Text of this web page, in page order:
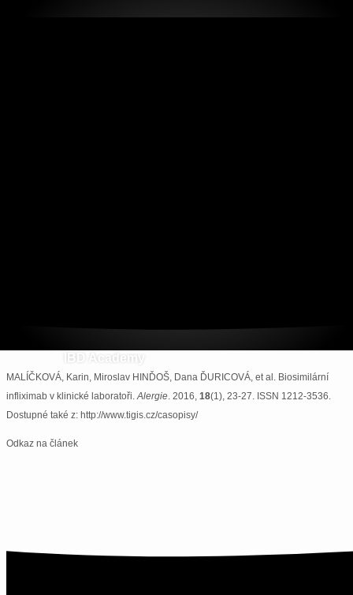
IBD Academy
MALÍČKOVÁ, Karin, Miroslav HINĎOŠ, Dana ĎURICOVÁ, et al. Biosimilární
infliximab v klinické laboratoři.Alergie. 2016, 18(1), 23-27. ISSN 1212-3536.
Dostupné také z: http://www.tigis.cz/casopisy/
Odkaz na článek